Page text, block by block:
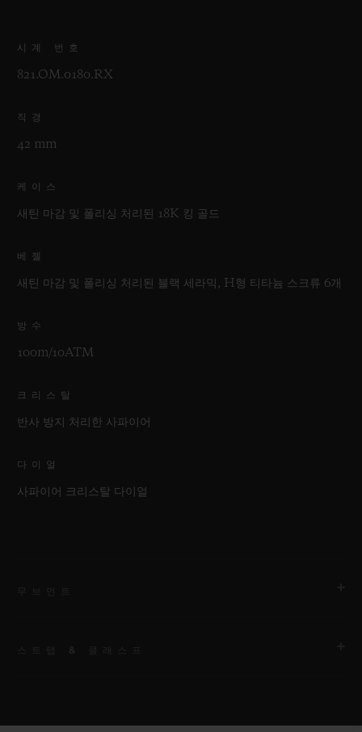
시계 번호
821.OM.0180.RX
직경
42 mm
케이스
새틴 마감 및 폴리싱 처리된 18K 킹 골드
베젤
새틴 마감 및 폴리싱 처리된 블랙 세라믹, H형 티타늄 스크류 6개
방수
100m/10ATM
크리스탈
반사 방지 처리한 사파이어
다이얼
사파이어 크리스탈 다이얼
스트랩